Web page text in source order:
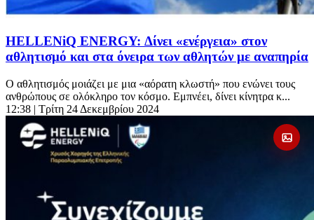
HELLENiQ ENERGY: Δίνει «ενέργεια» στον
αθλητισμό και στα όνειρα των αθλητών με αναπηρία
Ο αθλητισμός μοιάζει με μια «αόρατη κλωστή» που ενώνει τους
ανθρώπους σε ολόκληρο τον κόσμο. Εμπνέει, δίνει κίνητρα κ...
12:38 | Τρίτη 24 Δεκεμβρίου 2024